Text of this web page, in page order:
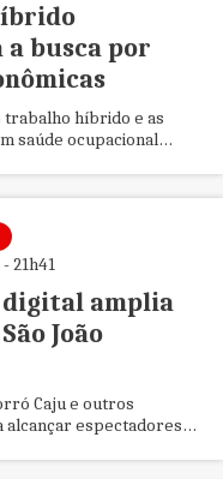
busca por
trabalho híbrido e as
saúde ocupacional
21h41
amplia
João
Caju e outros
alcançar espectadores